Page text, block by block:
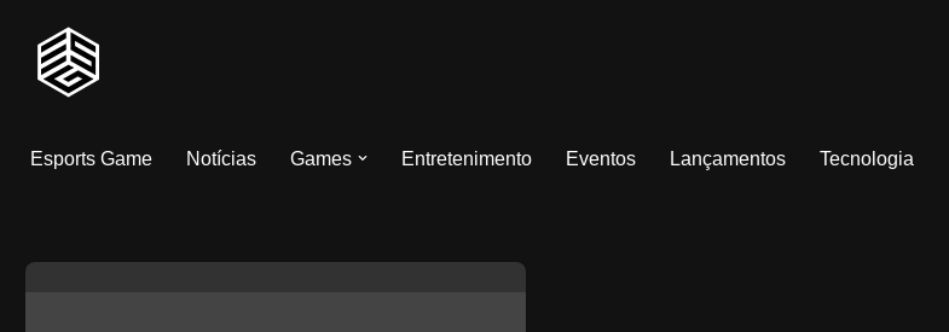
Pular
conteúdo
Esports Game Notícias Games Entretenimento Eventos Lançamentos Tecnologia